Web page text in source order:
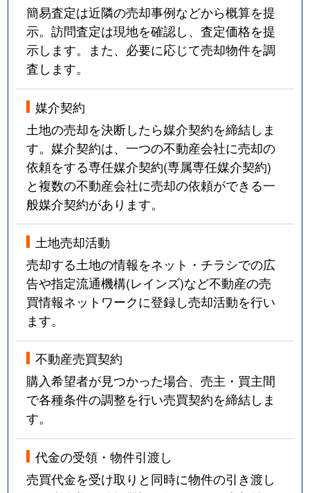
簡易査定は近隣の売却事例などから概算を提
示。訪問査定は現地を確認し、査定価格を提
示します。また、必要に応じて売却物件を調
査します。
媒介契約
土地の売却を決断したら媒介契約を締結しま
す。媒介契約は、一つの不動産会社に売却の
依頼をする専任媒介契約(専属専任媒介契約)
と複数の不動産会社に売却の依頼ができる一
般媒介契約があります。
土地売却活動
売却する土地の情報をネット・チラシでの広
告や指定流通機構(レインズ)など不動産の売
買情報ネットワークに登録し売却活動を行い
ます。
不動産売買契約
購入希望者が見つかった場合、売主・買主間
で各種条件の調整を行い売買契約を締結しま
す。
代金の受領・物件引渡し
売買代金を受け取りと同時に物件の引き渡し